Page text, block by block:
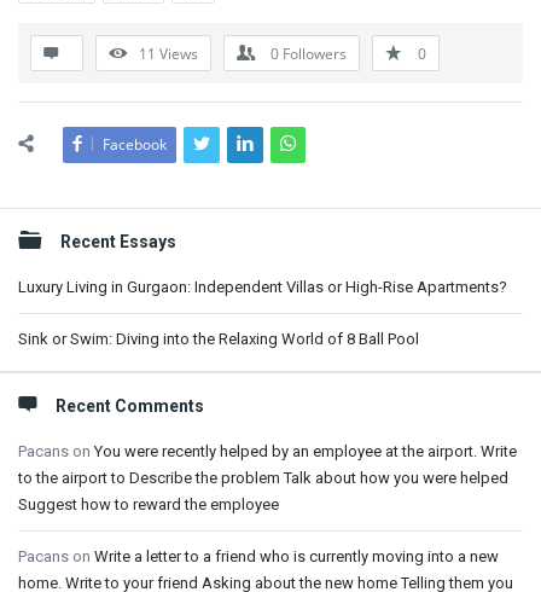
11 Views 0 Followers 0
Facebook
Sidebar
Recent Essays
Luxury Living in Gurgaon: Independent Villas or High-Rise Apartments?
Sink or Swim: Diving into the Relaxing World of 8 Ball Pool
Recent Comments
Pacans onYou were recently helped by an employee at the airport. Write
to the airport to Describe the problem Talk about how you were helped
Suggest how to reward the employee
Pacans on Write a letter to a friend who is currently moving into a new
home. Write to your friend Asking about the new home Telling them you